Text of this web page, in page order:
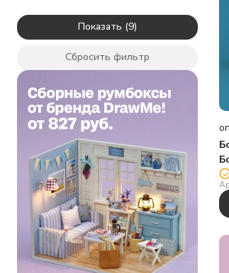
Показать
Сбросить фильтр